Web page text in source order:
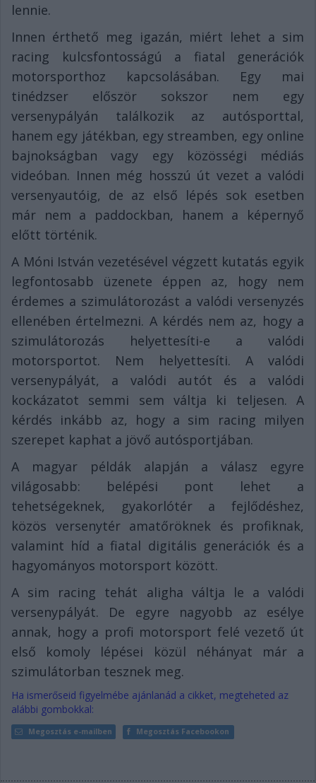
lennie.
Innen érthető meg igazán, miért lehet a sim
racing kulcsfontosságú a fiatal generációk
motorsporthoz kapcsolásában. Egy mai
tinédzser először sokszor nem egy
versenypályán találkozik az autósporttal,
hanem egy játékban, egy streamben, egy online
bajnokságban vagy egy közösségi médiás
videóban. Innen még hosszú út vezet a valódi
versenyautóig, de az első lépés sok esetben
már nem a paddockban, hanem a képernyő
előtt történik.
A Móni István vezetésével végzett kutatás egyik
legfontosabb üzenete éppen az, hogy nem
érdemes a szimulátorozást a valódi versenyzés
ellenében értelmezni. A kérdés nem az, hogy a
szimulátorozás helyettesíti-e a valódi
motorsportot. Nem helyettesíti. A valódi
versenypályát, a valódi autót és a valódi
kockázatot semmi sem váltja ki teljesen. A
kérdés inkább az, hogy a sim racing milyen
szerepet kaphat a jövő autósportjában.
A magyar példák alapján a válasz egyre
világosabb: belépési pont lehet a
tehetségeknek, gyakorlótér a fejlődéshez,
közös versenytér amatőröknek és profiknak,
valamint híd a fiatal digitális generációk és a
hagyományos motorsport között.
A sim racing tehát aligha váltja le a valódi
versenypályát. De egyre nagyobb az esélye
annak, hogy a profi motorsport felé vezető út
első komoly lépései közül néhányat már a
szimulátorban tesznek meg.
Ha ismerőseid figyelmébe ajánlanád a cikket, megteheted az
alábbi gombokkal:
Megosztás e-mailben Megosztás Facebookon